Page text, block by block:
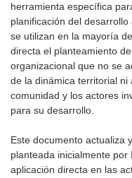
herramienta específica
planificación del
se utilizan en la mayoría
directa el planteamiento
organizacional que no se
de la dinámica territorial
comunidad y los actores
para su desarrollo.
Este documento actualiza
planteada inicialmente
aplicación directa en las